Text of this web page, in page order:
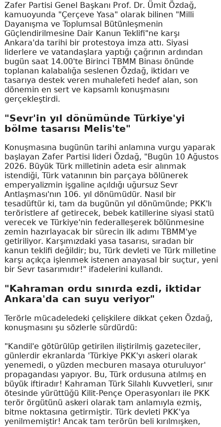
Zafer Partisi Genel Başkanı Prof. Dr. Ümit Özdağ,
kamuoyunda "Çerçeve Yasa" olarak bilinen "Milli
Dayanışma ve Toplumsal Bütünleşmenin
Güçlendirilmesine Dair Kanun Teklifi"ne karşı
Ankara'da tarihi bir protestoya imza attı. Siyasi
liderlere ve vatandaşlara yaptığı çağrının ardından
bugün saat 14.00'te Birinci TBMM Binası önünde
toplanan kalabalığa seslenen Özdağ, iktidarı ve
tasarıya destek veren muhalefeti hedef alan, son
dönemin en sert ve kapsamlı konuşmasını
gerçekleştirdi.
"Sevr'in yıl dönümünde Türkiye'yi
bölme tasarısı Melis'te"
Konuşmasına bugünün tarihi anlamına vurgu yaparak
başlayan Zafer Partisi lideri Özdağ, "Bugün 10 Ağustos
2026. Büyük Türk milletinin adeta esir alınmak
istendiği, Türk vatanının bin parçaya bölünerek
emperyalizmin işgaline açıldığı uğursuz Sevr
Antlaşması'nın 106. yıl dönümüdür. Nasıl bir
tesadüftür ki, tam da bugünün yıl dönümünde; PKK'lı
teröristlere af getirecek, bebek katillerine siyasi statü
verecek ve Türkiye'nin federalleşerek bölünmesine
zemin hazırlayacak bir sürecin ilk adımı TBMM'ye
getiriliyor. Karşımızdaki yasa tasarısı, sıradan bir
kanun teklifi değildir; bu, Türk devleti ve Türk milletine
karşı açıkça işlenmek istenen anayasal bir suçtur, yeni
bir Sevr tasarımıdır!" ifadelerini kullandı.
"Kahraman ordu sınırda ezdi, iktidar
Ankara'da can suyu veriyor"
Terörle mücadeledeki çelişkilere dikkat çeken Özdağ,
konuşmasını şu sözlerle sürdürdü:
"Kandil'e götürülüp getirilen iliştirilmiş gazeteciler,
günlerdir ekranlarda 'Türkiye PKK'yı askeri olarak
yenemedi, o yüzden mecburen masaya oturuluyor'
propagandası yapıyor. Bu, Türk ordusuna atılmış en
büyük iftiradır! Kahraman Türk Silahlı Kuvvetleri, sınır
ötesinde yürüttüğü Kilit-Pençe Operasyonları ile PKK
terör örgütünü askeri olarak tam anlamıyla ezmiş,
bitme noktasına getirmiştir. Türk devleti PKK'ya
yenilmemiştir! Ancak tam terörün beli kırılmışken,